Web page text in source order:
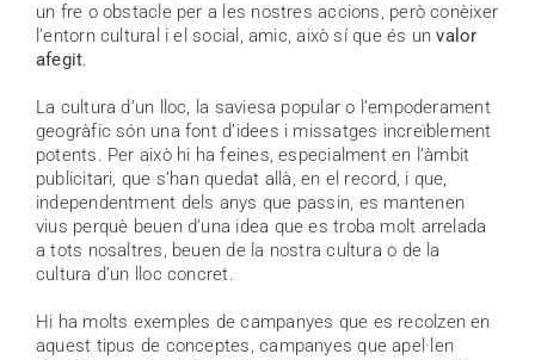
un fre o obstacle per a les nostres accions, però conèixer
l’entorn cultural i el social, amic, això sí que és unvalor
afegit.
La cultura d’un lloc, la saviesa popular o l’empoderament
geogràfic són una font d’idees i missatges increïblement
potents. Per això hi ha feines, especialment en l’àmbit
publicitari, que s’han quedat allà, en el record, i que,
independentment dels anys que passin, es mantenen
vius perquè beuen d’una idea que es troba molt arrelada
a tots nosaltres, beuen de la nostra cultura o de la
cultura d’un lloc concret.
Hi ha molts exemples de campanyes que es recolzen en
aquest tipus de conceptes, campanyes que apel·len